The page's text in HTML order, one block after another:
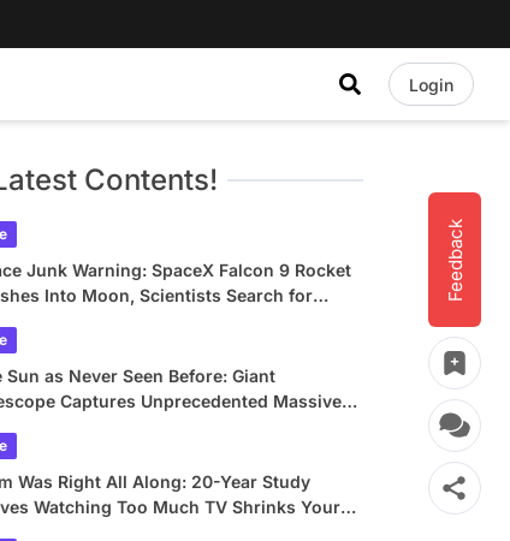
Login
Feedback
Contents!
Junk Warning: SpaceX Falcon 9 Rocket
Into Moon, Scientists Search for
Sun as Never Seen Before: Giant
Captures Unprecedented Massive
Was Right All Along: 20-Year Study
Watching Too Much TV Shrinks Your